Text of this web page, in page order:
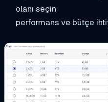
olanı seçin
performans ve bütçe